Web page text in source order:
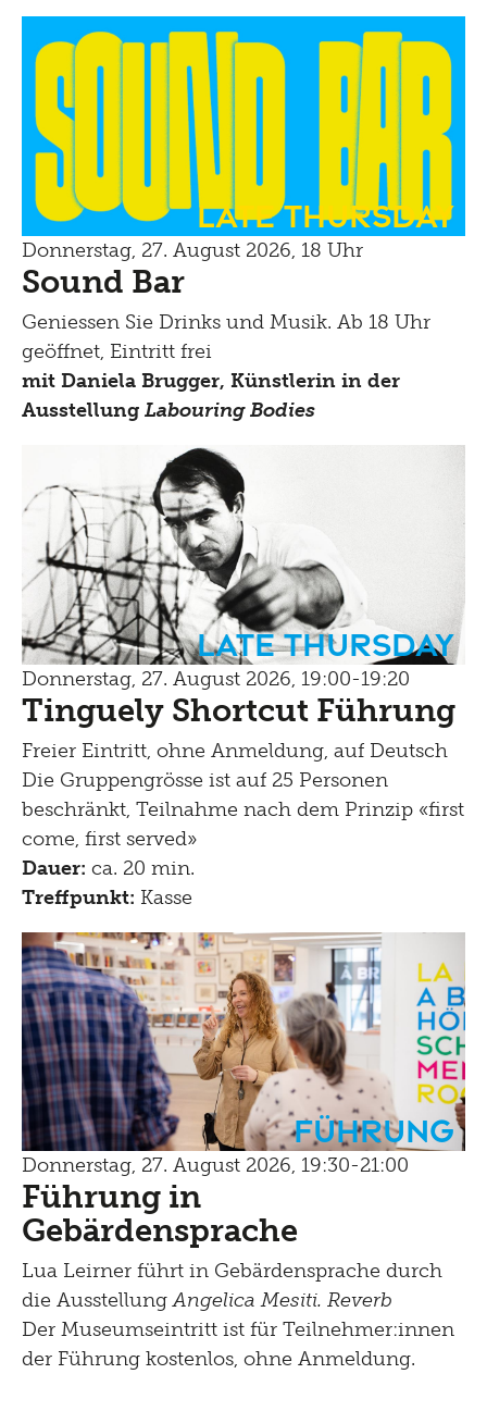
Late Thursday
Donnerstag, 27. August 2026, 18 Uhr
Sound Bar
Geniessen Sie Drinks und Musik. Ab 18 Uhr
geöffnet, Eintritt frei
mit Daniela Brugger, Künstlerin in der
Ausstellung Labouring Bodies
Late Thursday
Donnerstag, 27. August 2026, 19:00-19:20
Tinguely Shortcut Führung
Freier Eintritt, ohne Anmeldung, auf Deutsch
Die Gruppengrösse ist auf 25 Personen
beschränkt, Teilnahme nach dem Prinzip «first
come, first served»
Dauer: ca. 20 min.
Treffpunkt: Kasse
Führung
Donnerstag, 27. August 2026, 19:30-21:00
Führung in
Gebärdensprache
Lua Leirner führt in Gebärdensprache durch
die AusstellungAngelica Mesiti. Reverb
Der Museumseintritt ist für Teilnehmer:innen
der Führung kostenlos, ohne Anmeldung.